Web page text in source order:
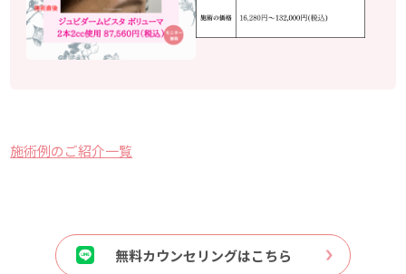
施術例のご紹介一覧
無料カウンセリングはこちら